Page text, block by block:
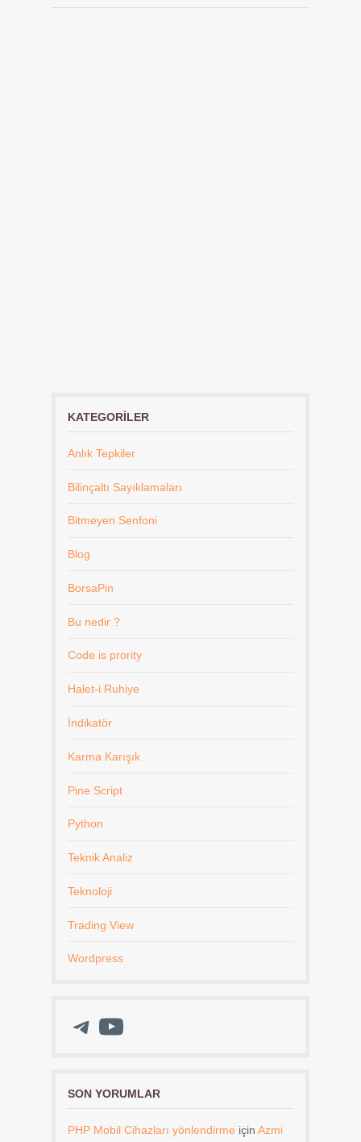
KATEGORILER
Anlık Tepkiler
Bilinçaltı Sayıklamaları
Bitmeyen Senfoni
Blog
BorsaPin
Bu nedir ?
Code is prority
Halet-i Ruhiye
İndikatör
Karma Karışık
Pine Script
Python
Teknik Analiz
Teknoloji
Trading View
Wordpress
Telegram
YouTube
SON YORUMLAR
PHP Mobil Cihazları yönlendirme için Azmi